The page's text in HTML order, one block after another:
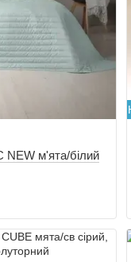
м'ята/білий